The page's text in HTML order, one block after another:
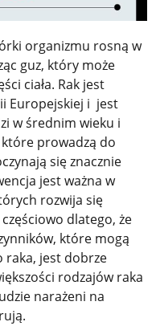
organizmu rosną w
guz, który może
ciała. Rak jest
Europejskiej i jest
w średnim wieku i
prowadzą do
się znacznie
jest ważna w
rozwija się
dlatego, że
które mogą
raka, jest dobrze
rodzajów raka
narażeni na